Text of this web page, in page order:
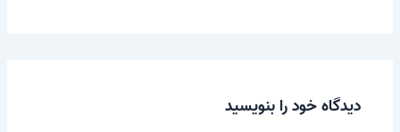
دیدگاه‌ خود را بنویسید